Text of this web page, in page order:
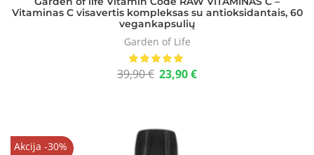
Vitaminas C visavertis kompleksas su antioksidantais, 60
vegankapsulių
Garden of Life
39,90€ 23,90€
Akcija -30%